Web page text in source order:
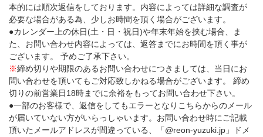
本的には順次返信をしております。内容によっては詳細な調査が
必要な場合がある為、少しお時間を頂く場合がございます。
●カレンダー上の休日(土・日・祝日)や年末年始を挟む場合、ま
た、お問い合わせ内容によっては、返答までにお時間を頂く事が
ございます。 予めご了承下さい。
※締め切りや期限のあるお問い合わせにつきましては、当日にお
問い合わせを頂いてもご対応致しかねる場合がございます。 締め
切りの前営業日18時までに余裕をもってお問い合わせ下さい。
●一部のお客様で、返信をしてもエラーとなりこちらからのメール
が届いていない方がいらっしゃいます。お問い合わせ時にご記載
頂いたメールアドレスが間違っている、「@reon-yuzuki.jp」ドメ